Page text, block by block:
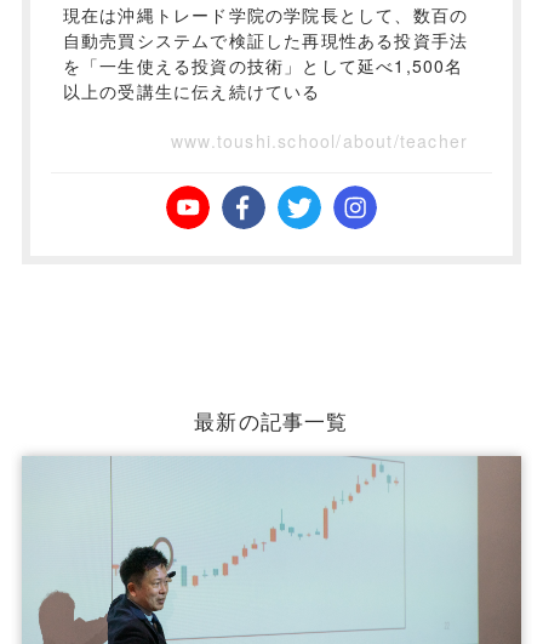
現在は沖縄トレード学院の学院長として、数百の
自動売買システムで検証した再現性ある投資手法
を「一生使える投資の技術」として延べ1,500名
以上の受講生に伝え続けている
www.toushi.school/about/teacher
最新の記事一覧